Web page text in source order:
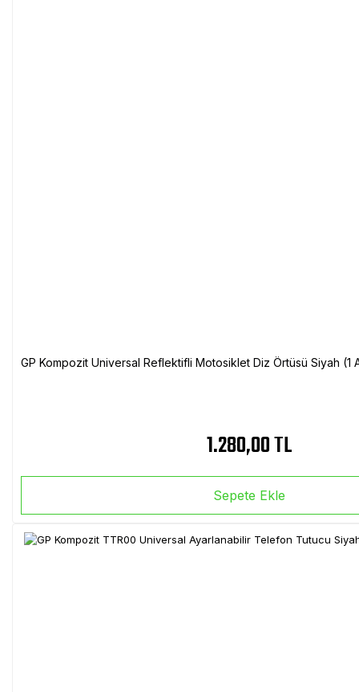
GP Kompozit Universal Reflektifli Motosiklet Diz Örtüsü Siyah
1.280,00 TL
Sepete Ekle